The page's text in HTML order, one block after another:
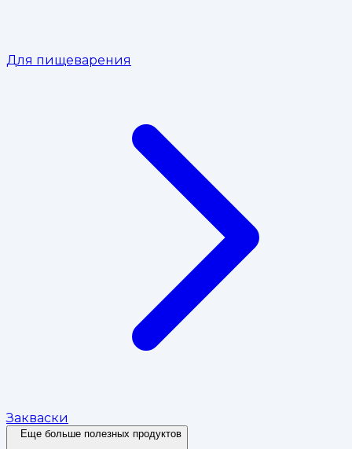
Для пищеварения
Закваски
Еще больше полезных продуктов